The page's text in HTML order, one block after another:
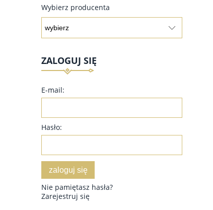
Wybierz producenta
ZALOGUJ SIĘ
E-mail:
Hasło:
zaloguj się
Nie pamiętasz hasła?
Zarejestruj się